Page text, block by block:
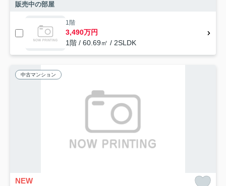
販売中の部屋
1階
3,490万円
1階 / 60.69㎡ / 2SLDK
中古マンション
NEW